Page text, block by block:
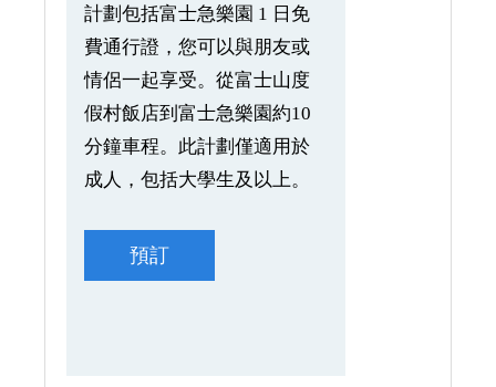
計劃包括富士急樂園 1 日免
費通行證，您可以與朋友或
情侶一起享受。從富士山度
假村飯店到富士急樂園約10
分鐘車程。此計劃僅適用於
成人，包括大學生及以上。
預訂